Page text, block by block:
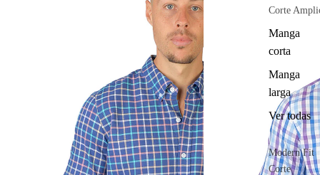
Corte
Manga
corta
Manga
larga
Ver todas
Modern Fit
Corte